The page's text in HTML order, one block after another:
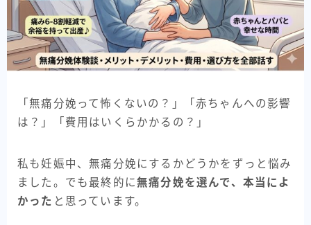
「無痛分娩って怖くないの？」「赤ちゃんへの影響
は？」「費用はいくらかかるの？」
私も妊娠中、無痛分娩にするかどうかをずっと悩み
ました。でも最終的に無痛分娩を選んで、本当によ
かった と思っています。